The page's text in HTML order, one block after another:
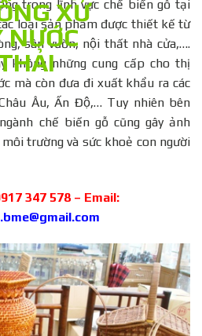
trong lĩnh vực chế biến gỗ tại
loại sản phẩm được thiết kế từ
sân vườn, nội thất nhà cửa,….
không những cung cấp cho thị
mà còn đưa đi xuất khẩu ra các
Âu, Ấn Độ,… Tuy nhiên bên
chế biến gỗ cũng gây ảnh
trường và sức khoẻ con người
347 578 – Email: